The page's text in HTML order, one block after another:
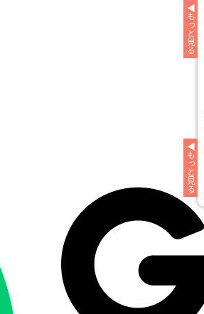
もっと見る
もっと見る